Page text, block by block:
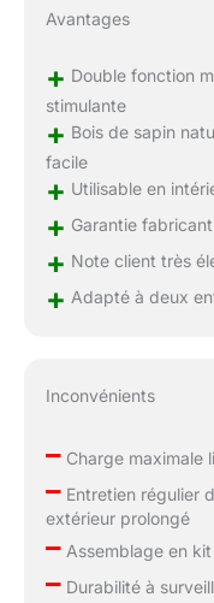
Avantages
+ Double fonction
stimulante
+ Bois de sapin
facile
+ Utilisable en
+ Garantie
+ Note client très
+ Adapté à deux
Inconvénients
–Charge maximale
–Entretien régulier
extérieur prolongé
–Assemblage en
–Durabilité à